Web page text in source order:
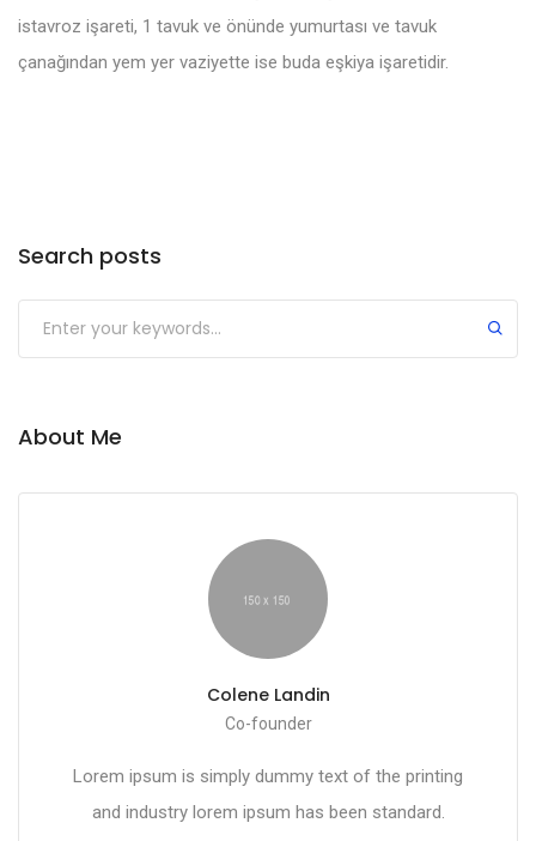
istavroz işareti, 1 tavuk ve önünde yumurtası ve tavuk
çanağından yem yer vaziyette ise buda eşkiya işaretidir.
Search posts
About Me
Colene Landin
Co-founder
Lorem ipsum is simply dummy text of the printing
and industry lorem ipsum has been standard.